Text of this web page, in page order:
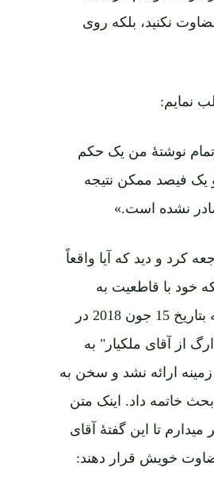
نکنید، بلکه روی
نمایم:
نوشتۀ من یک حکم
است و یک فیصد ممکن نتیجه
نشده است.»
و دید که آیا واقعاً
خود با قاطعیت به
قضاوت و صدور حکم پرداخته است؟ توجه کنید به نوشته اینجانب که بتاریخ 15 جون 2018 در
از آقای ملکیار" به
ارائه نشد و سخن به
خاتمه داد. اینک متن
تا این گفتۀ آقای
خویش قرار دهند: